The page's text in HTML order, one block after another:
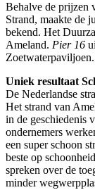
Behalve de prijzen
Strand, maakte de
bekend. Het
Ameland. Pier 16
Zoetwaterpaviljoen.
Uniek resultaat
De Nederlandse
Het strand van
in de geschiedenis
ondernemers
een super schoon
beste op
spreken over de
minder